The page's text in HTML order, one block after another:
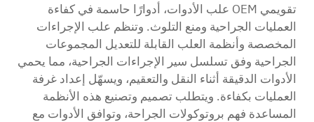
تقويمي OEM
علب الأدوات، أدوارًا حاسمة في كفاءة
العمليات الجراحية ومنع التلوث. وتنظم علب الإجراءات
المخصصة وأنظمة العلب القابلة للتعديل المجموعات
الجراحية وفق تسلسل سير الإجراءات الجراحية، مما يحمي
الأدوات الدقيقة أثناء النقل والتعقيم، ويسهّل إعداد غرفة
العمليات بكفاءة. ويتطلب تصميم وتصنيع هذه الأنظمة
المساعدة فهم بروتوكولات الجراحة، وتوافق الأدوات مع